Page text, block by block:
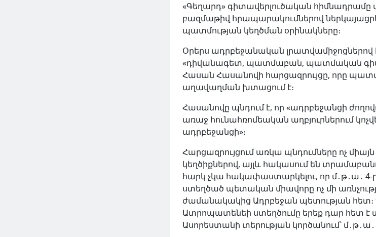
«Գեղարդ» գիտավերլուծական հիմնադրամը
բազմաթիվ հրապարակումներով
պատմության կեղծման օրինակները։
Օրերս ադրբեջանական
«դիվանագետ, պատմաբան, պատմական
Հասան Հասանովի հարցազրույցը, որը
աղավաղման խտացում է։
Հասանովը պնդում է, որ «ադրբեջանցի
առաջ հունահռոմեական աղբյուրներում
ադրբեջանցի»։
Հարցազրույցում առկա պնդումները ոչ
կեղծիքներով, այլև հակասում են
հարկ չկա հակափաստարկելու, որ մ․թ․ա․
ստեղծած պետական միավորը ոչ մի
ժամանակակից Ադրբեջան պետության
Ատրոպատենեի ստեղծումը երեք դար հետ է
Ասորեստանի տերության կործանում՝